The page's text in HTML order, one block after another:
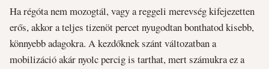
Ha régóta nem mozogtál, vagy a reggeli merevség kifejezetten
erős, akkor a teljes tizenöt percet nyugodtan bonthatod kisebb,
könnyebb adagokra. A kezdőknek szánt változatban a
mobilizáció akár nyolc percig is tarthat, mert számukra ez a